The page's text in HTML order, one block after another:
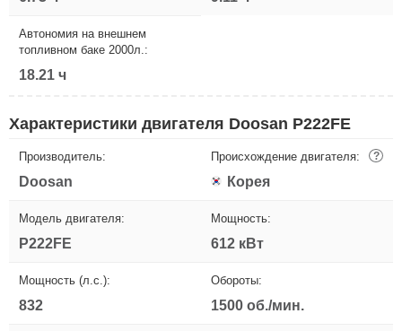
Автономия на внешнем
топливном баке 2000л.:
18.21 ч
Характеристики двигателя Doosan P222FE
Производитель:
Doosan
Происхождение двигателя: ?
Корея
Модель двигателя:
P222FE
Мощность:
612 кВт
Мощность (л.с.):
832
Обороты:
1500 об./мин.